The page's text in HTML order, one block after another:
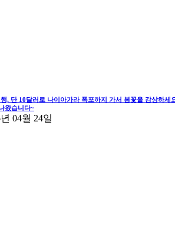
, 단 10달러로 나이아가라 폭포까지 가서 봄꽃을 감상하세
왔습니다~
04월 24일